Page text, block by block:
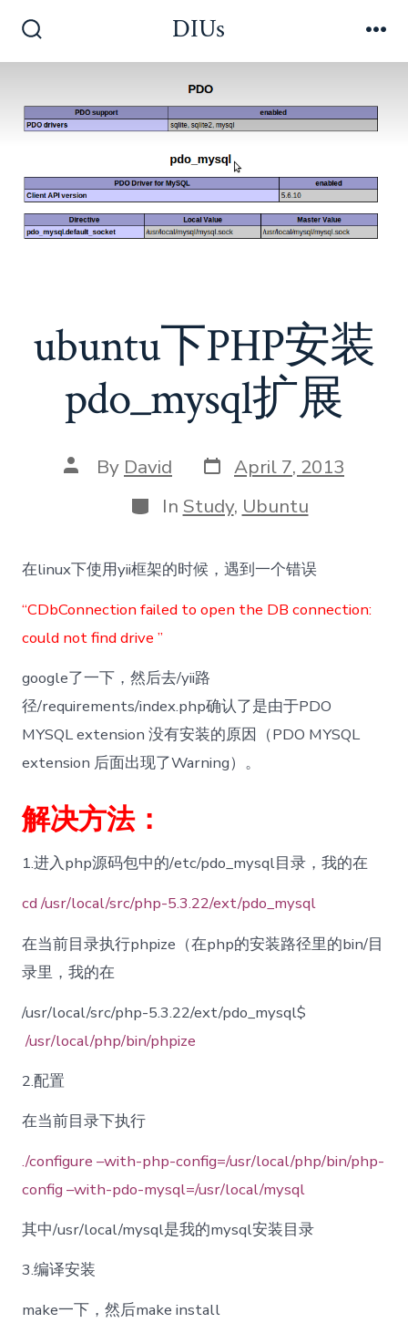
Toggle
DIUs
ubuntu下PHP安装
pdo_mysql扩展
Post
author
By David Post
date
April 7, 2013
Categories
In Study, Ubuntu
在linux下使用yii框架的时候，遇到一个错误
“CDbConnection failed to open the DB connection:
could not find drive ”
google了一下，然后去/yii路
径/requirements/index.php确认了是由于PDO
MYSQL extension 没有安装的原因（PDO MYSQL
extension 后面出现了Warning）。
解决方法：
1.进入php源码包中的/etc/pdo_mysql目录，我的在
cd /usr/local/src/php-5.3.22/ext/pdo_mysql
在当前目录执行phpize（在php的安装路径里的bin/目
录里，我的在
/usr/local/src/php-5.3.22/ext/pdo_mysql$
/usr/local/php/bin/phpize
2.配置
在当前目录下执行
./configure –with-php-config=/usr/local/php/bin/php-
config –with-pdo-mysql=/usr/local/mysql
其中/usr/local/mysql是我的mysql安装目录
3.编译安装
make一下，然后make install